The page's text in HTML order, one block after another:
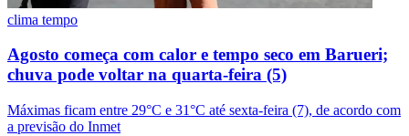
clima tempo
Agosto começa com calor e tempo seco em Barueri;
chuva pode voltar na quarta-feira (5)
Máximas ficam entre 29°C e 31°C até sexta-feira (7), de acordo com
a previsão do Inmet